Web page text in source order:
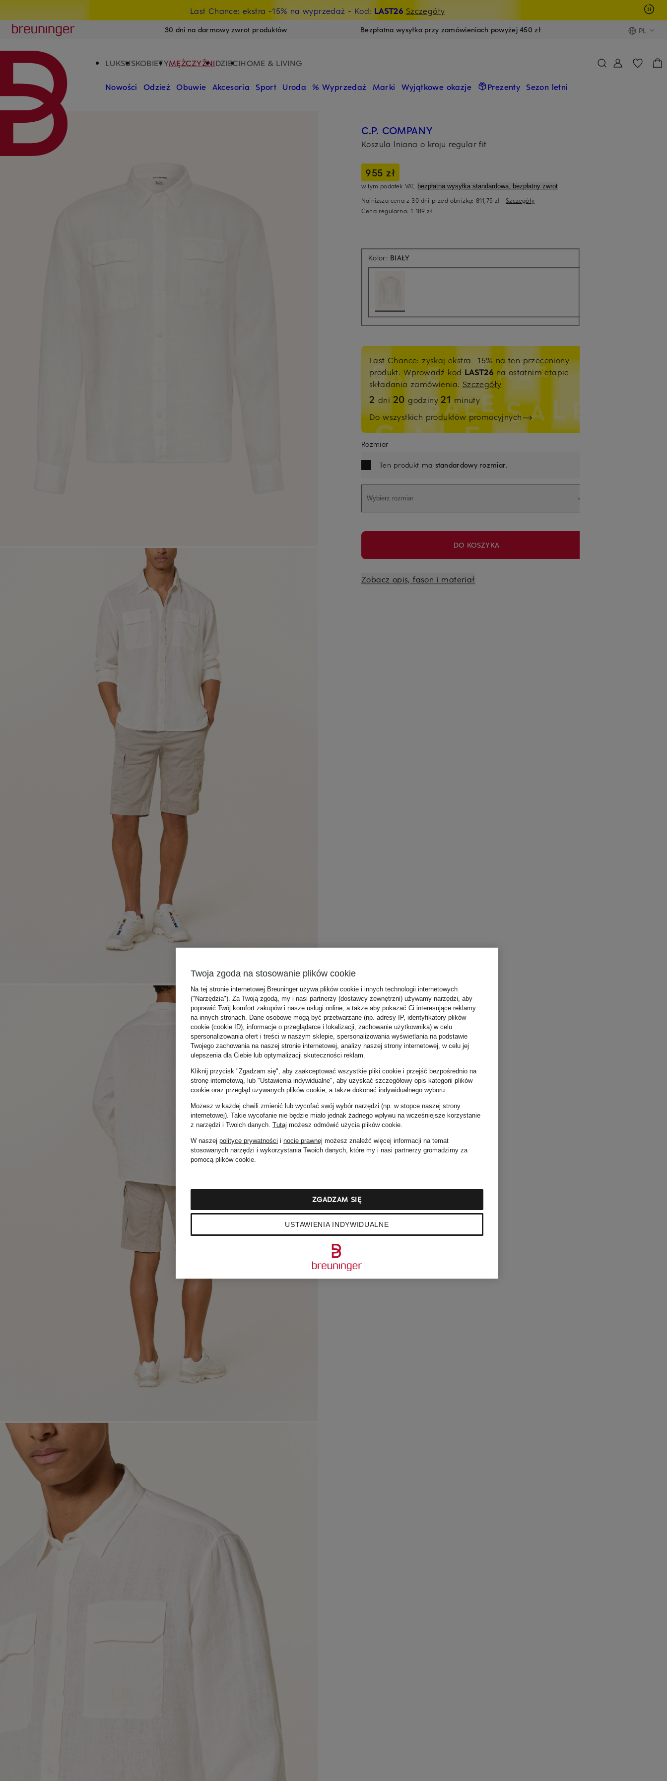
Last Chance: ekstra -15% na wyprzedaż - Kod: LAST26 Szczegóły
Breuninger
30 dni na darmowy zwrot produktów Bezpłatna wysyłka przy zamówieniach powyżej 450 zł PL
LUKSUSKOBIETYMĘŻCZYŹNIDZIECIHOME & LIVING
Nowości Odzież Obuwie Akcesoria Sport Uroda % Wyprzedaż Marki Wyjątkowe okazje Prezenty Sezon letni
C.P. COMPANY
Koszula lniana o kroju regular fit
955 zł
w tym podatek VAT, bezpłatna wysyłka standardowa, bezpłatny zwrot
Najniższa cena z 30 dni przed obniżką: 811,75 zł |Szczegóły
Cena regularna:1 189 zł
Kolor: BIAŁY
Last Chance: zyskaj ekstra -15% na ten przeceniony
produkt. Wprowadź kod LAST26 na ostatnim etapie
składania zamówienia. Szczegóły
2 dni 20godziny21minuty
Do wszystkich produktów promocyjnych
Rozmiar
Ten produkt ma standardowy rozmiar.
Wybierz rozmiar
DO KOSZYKA
Zobacz opis, fason i materiał
Twoja zgoda na stosowanie plików cookie
Na tej stronie internetowej Breuninger używa plików cookie i innych technologii internetowych
("Narzędzia"). Za Twoją zgodą, my i nasi partnerzy (dostawcy zewnętrzni) używamy narzędzi, aby
poprawić Twój komfort zakupów i nasze usługi online, a także aby pokazać Ci interesujące reklamy
na innych stronach. Dane osobowe mogą być przetwarzane (np. adresy IP, identyfikatory plików
cookie (cookie ID), informacje o przeglądarce i lokalizacji, zachowanie użytkownika) w celu
spersonalizowania ofert i treści w naszym sklepie, spersonalizowania wyświetlania na podstawie
Twojego zachowania na naszej stronie internetowej, analizy naszej strony internetowej, w celu jej
ulepszenia dla Ciebie lub optymalizacji skuteczności reklam.
Kliknij przycisk "Zgadzam się", aby zaakceptować wszystkie pliki cookie i przejść bezpośrednio na
stronę internetową, lub "Ustawienia indywidualne", aby uzyskać szczegółowy opis kategorii plików
cookie oraz przegląd używanych plików cookie, a także dokonać indywidualnego wyboru.
Możesz w każdej chwili zmienić lub wycofać swój wybór narzędzi (np. w stopce naszej strony
internetowej). Takie wycofanie nie będzie miało jednak żadnego wpływu na wcześniejsze korzystanie
z narzędzi i Twoich danych. Tutaj możesz odmówić użycia plików cookie.
W naszej polityce prywatności i nocie prawnej możesz znaleźć więcej informacji na temat
stosowanych narzędzi i wykorzystania Twoich danych, które my i nasi partnerzy gromadzimy za
pomocą plików cookie.
USTAWIENIA INDYWIDUALNE
ZGADZAM SIĘ